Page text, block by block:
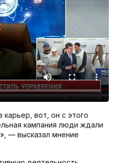
вот, он с этого
кампания люди ждали
— высказал мнение